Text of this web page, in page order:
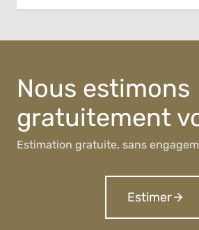
Nous estimons
gratuitement
Estimation gratuite, sans
Estimer